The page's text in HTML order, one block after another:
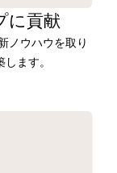
に貢献
ノウハウを取り
ます。